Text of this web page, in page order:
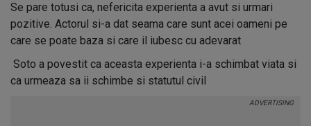
Se pare totusi ca, nefericita experienta a avut si urmari
pozitive. Actorul si-a dat seama care sunt acei oameni pe
care se poate baza si care il iubesc cu adevarat
Soto a povestit ca aceasta experienta i-a schimbat viata si
ca urmeaza sa ii schimbe si statutul civil